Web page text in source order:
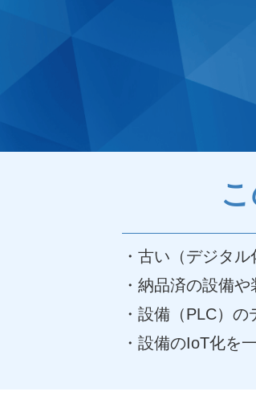
・古い（デジタ
・納品済の設備
・設備（PLC）
・設備のIoT化を